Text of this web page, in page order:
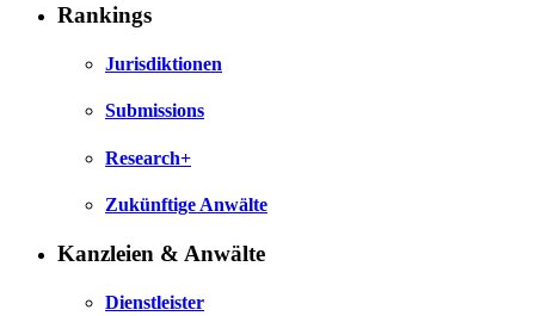
Rankings
Jurisdiktionen
Submissions
Research+
Zukünftige Anwälte
Kanzleien & Anwälte
Dienstleister